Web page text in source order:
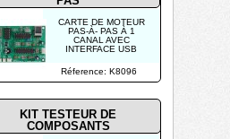
Réference: K8096
CARTE DE MOTEUR
PAS-À- PAS À 1
CANAL AVEC
INTERFACE USB
KIT TESTEUR DE
COMPOSANTS